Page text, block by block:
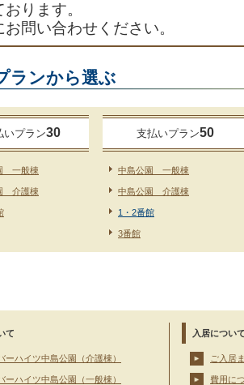
ります。
問い合わせください。
ランから選ぶ
いプラン30 支払いプラン50
一般棟
介護棟
中島公園 一般棟
中島公園 介護棟
1・2番館
3番館
て
ーハイツ中島公園（介護棟）
ーハイツ中島公園（一般棟）
入居につい
ご入居
費用に